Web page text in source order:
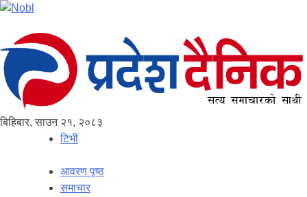
बिहिबार, साउन २१, २०८३
टिभी
आवरण पृष्‍ठ
समाचार